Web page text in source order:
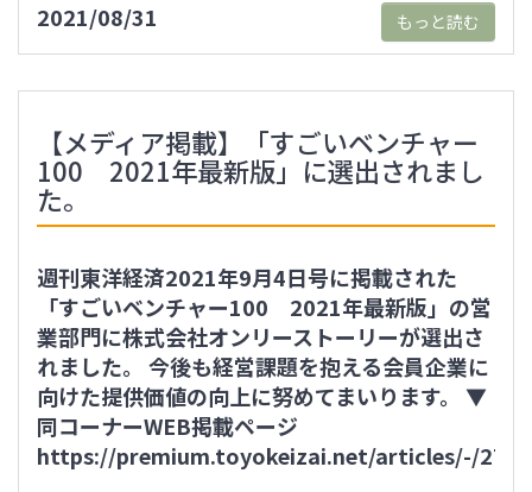
2021/08/31
もっと読む
【メディア掲載】「すごいベンチャー
100 2021年最新版」に選出されまし
た。
週刊東洋経済2021年9月4日号に掲載された
「すごいベンチャー100 2021年最新版」の営
業部門に株式会社オンリーストーリーが選出さ
れました。 今後も経営課題を抱える会員企業に
向けた提供価値の向上に努めてまいります。 ▼
同コーナーWEB掲載ページ
https://premium.toyokeizai.net/articles/-/